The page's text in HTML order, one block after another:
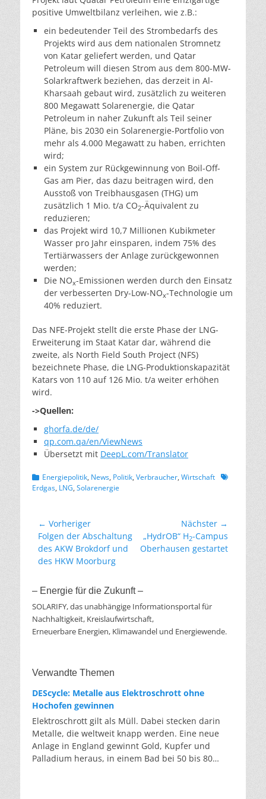
positive Umweltbilanz verleihen, wie z.B.:
ein bedeutender Teil des Strombedarfs des
Projekts wird aus dem nationalen Stromnetz
von Katar geliefert werden, und Qatar
Petroleum will diesen Strom aus dem 800-MW-
Solarkraftwerk beziehen, das derzeit in Al-
Kharsaah gebaut wird, zusätzlich zu weiteren
800 Megawatt Solarenergie, die Qatar
Petroleum in naher Zukunft als Teil seiner
Pläne, bis 2030 ein Solarenergie-Portfolio von
mehr als 4.000 Megawatt zu haben, errichten
wird;
ein System zur Rückgewinnung von Boil-Off-
Gas am Pier, das dazu beitragen wird, den
Ausstoß von Treibhausgasen (THG) um
zusätzlich 1 Mio. t/a CO2-Äquivalent zu
reduzieren;
das Projekt wird 10,7 Millionen Kubikmeter
Wasser pro Jahr einsparen, indem 75% des
Tertiärwassers der Anlage zurückgewonnen
werden;
Die NOx-Emissionen werden durch den Einsatz
der verbesserten Dry-Low-NOx-Technologie um
40% reduziert.
Das NFE-Projekt stellt die erste Phase der LNG-
Erweiterung im Staat Katar dar, während die
zweite, als North Field South Project (NFS)
bezeichnete Phase, die LNG-Produktionskapazität
Katars von 110 auf 126 Mio. t/a weiter erhöhen
wird.
->Quellen:
ghorfa.de/de/
qp.com.qa/en/ViewNews
Übersetzt mit DeepL.com/Translator
Kategorien
Energiepolitik, News, Politik, Verbraucher, Wirtschaft Schlagworte
Erdgas, LNG, Solarenergie
Beitragsnavigation
← Vorheriger
Vorheriger
Beitrag:
Folgen der Abschaltung
des AKW Brokdorf und
des HKW Moorburg
Nächster →
Nächster
Beitrag:
„HydrOB“ H2-Campus
Oberhausen gestartet
– Energie für die Zukunft –
SOLARIFY, das unabhängige Informationsportal für
Nachhaltigkeit, Kreislaufwirtschaft,
Erneuerbare Energien, Klimawandel und Energiewende.
Verwandte Themen
DEScycle: Metalle aus Elektroschrott ohne
Hochofen gewinnen
Elektroschrott gilt als Müll. Dabei stecken darin
Metalle, die weltweit knapp werden. Eine neue
Anlage in England gewinnt Gold, Kupfer und
Palladium heraus, in einem Bad bei 50 bis 80